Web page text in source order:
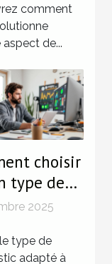
comment
de...
choisir
type de
pour
2025
type de
adapté à